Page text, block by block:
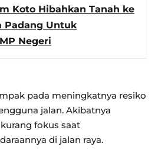
Koto Hibahkan Tanah ke
Padang Untuk
Negeri
pada meningkatnya resiko
jalan. Akibatnya
fokus saat
di jalan raya.